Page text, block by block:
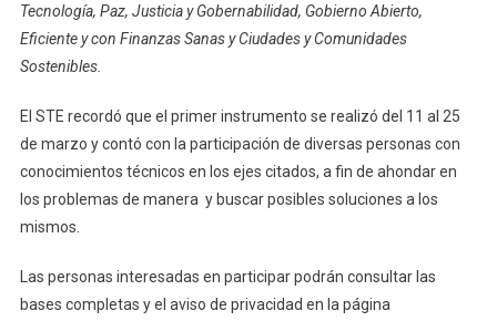
Tecnología, Paz, Justicia y Gobernabilidad, Gobierno Abierto,
Eficiente y con Finanzas Sanas y Ciudades y Comunidades
Sostenibles.
El STE recordó que el primer instrumento se realizó del 11 al 25
de marzo y contó con la participación de diversas personas con
conocimientos técnicos en los ejes citados, a fin de ahondar en
los problemas de manera y buscar posibles soluciones a los
mismos.
Las personas interesadas en participar podrán consultar las
bases completas y el aviso de privacidad en la página